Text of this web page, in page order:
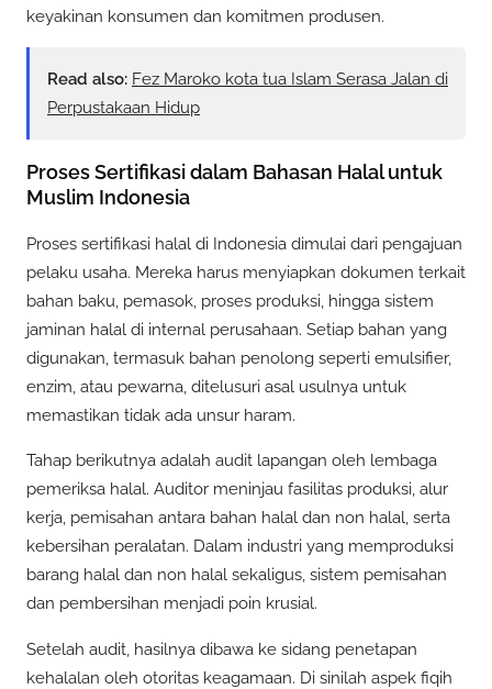
keyakinan konsumen dan komitmen produsen.
Read also: Fez Maroko kota tua Islam Serasa Jalan di
Perpustakaan Hidup
Proses Sertifikasi dalam Bahasan Halal untuk
Muslim Indonesia
Proses sertifikasi halal di Indonesia dimulai dari pengajuan
pelaku usaha. Mereka harus menyiapkan dokumen terkait
bahan baku, pemasok, proses produksi, hingga sistem
jaminan halal di internal perusahaan. Setiap bahan yang
digunakan, termasuk bahan penolong seperti emulsifier,
enzim, atau pewarna, ditelusuri asal usulnya untuk
memastikan tidak ada unsur haram.
Tahap berikutnya adalah audit lapangan oleh lembaga
pemeriksa halal. Auditor meninjau fasilitas produksi, alur
kerja, pemisahan antara bahan halal dan non halal, serta
kebersihan peralatan. Dalam industri yang memproduksi
barang halal dan non halal sekaligus, sistem pemisahan
dan pembersihan menjadi poin krusial.
Setelah audit, hasilnya dibawa ke sidang penetapan
kehalalan oleh otoritas keagamaan. Di sinilah aspek fiqih